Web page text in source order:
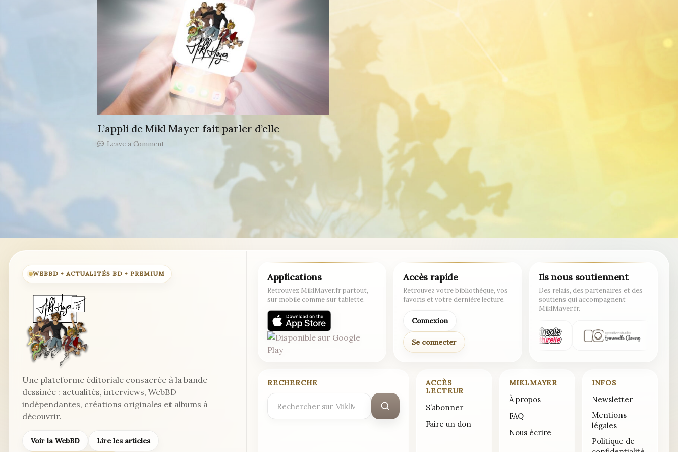
L’appli de Mikl Mayer fait parler d’elle
Leave a Commenton
WEBBD • ACTUALITÉS BD • PREMIUM
Une plateforme éditoriale consacrée à la bande
dessinée : actualités, interviews, WebBD
indépendantes, créations originales et albums à
découvrir.
Voir la WebBD Lire les articles
Applications
Retrouvez MiklMayer.fr partout,
sur mobile comme sur tablette.
Accès rapide
Retrouvez votre bibliothèque, vos
favoris et votre dernière lecture.
Connexion
Se connecter
Ils nous soutiennent
Des relais, des partenaires et des
soutiens qui accompagnent
MiklMayer.fr.
RECHERCHE
Rechercher
ACCÈS
LECTEUR
S’abonner
Faire un don
MIKLMAYER
À propos
FAQ
Nous écrire
INFOS
Newsletter
Mentions
légales
Politique de